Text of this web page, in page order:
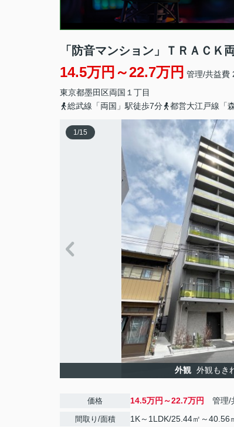
「防音マンション」ＴＲＡＣＫ
14.5万円～22.7万円 管理/共益費
東京都墨田区両国 １丁目
総武線「両国」駅徒歩7分
都営大江戸線「
1/15
外観 外観もき
価格 14.5万円～22.7万円 管理/
間取り/面積 1K～1LDK/25.44㎡～40.56